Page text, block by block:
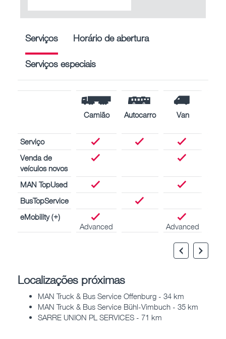
Serviços Horário de abertura
Serviços especiais
Camião Autocarro Van
Serviço
Venda de
veículos novos
MAN TopUsed
BusTopService
eMobility (+)
Advanced
Advanced
Localizações próximas
MAN Truck & Bus Service Offenburg - 34 km
MAN Truck & Bus Service Bühl-Vimbuch - 35 km
SARRE UNION PL SERVICES - 71 km